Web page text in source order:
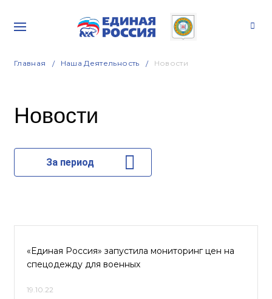
Главная Наша Деятельность Новости
Новости
За период
«Единая Россия» запустила мониторинг цен на
спецодежду для военных
19.10.22